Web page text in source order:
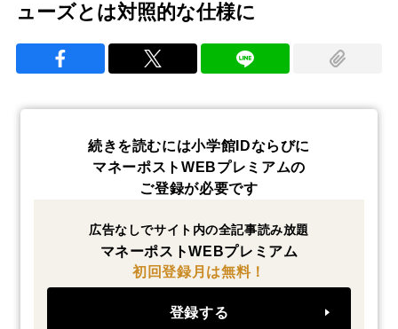
ューズとは対照的な仕様に
続きを読むには小学館IDならびに
マネーポストWEBプレミアムの
ご登録が必要です
広告なしでサイト内の全記事読み放題
マネーポストWEBプレミアム
初回登録月は無料！
登録する